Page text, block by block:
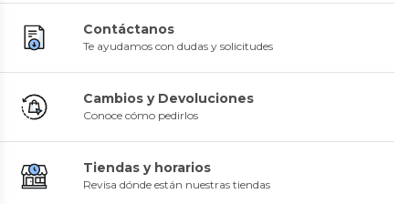
Contáctanos
Te ayudamos con dudas y solicitudes
Cambios y Devoluciones
Conoce cómo pedirlos
Tiendas y horarios
Revisa dónde están nuestras tiendas